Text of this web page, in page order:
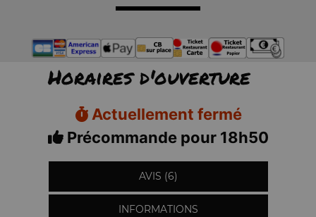
Horaires d'ouverture
Actuellement fermé
Précommande pour 18h50
AVIS (6)
INFORMATIONS